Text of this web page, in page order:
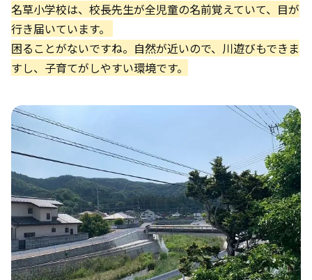
名草小学校は、校長先生が全児童の名前覚えていて、目が
行き届いています。
困ることがないですね。自然が近いので、川遊びもできま
すし、子育てがしやすい環境です。